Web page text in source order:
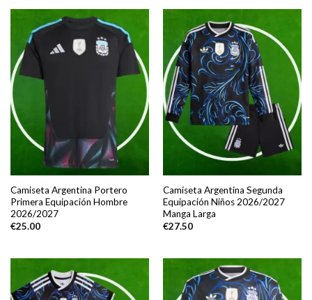
Camiseta Argentina Portero
Primera Equipación Hombre
2026/2027
€25.00
Camiseta Argentina Segunda
Equipación Niños 2026/2027
Manga Larga
€27.50